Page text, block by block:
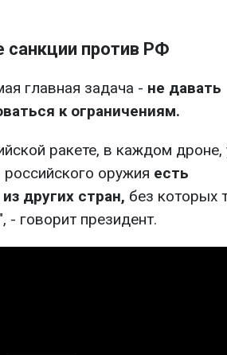
санкции против РФ
главная задача - не давать
к ограничениям.
ракете, в каждом дроне,
оружия есть
других стран, без которых
говорит президент.